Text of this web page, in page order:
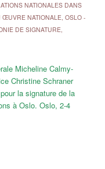
NATIONALES DANS
ŒUVRE NATIONALE, OSLO -
DE SIGNATURE,
Micheline Calmy-
Christine Schraner
la signature de la
à Oslo. Oslo, 2-4